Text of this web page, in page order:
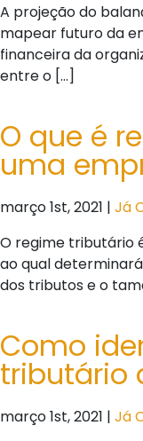
A projeção do
mapear futuro da
financeira da
entre o […]
O que é
uma
março 1st, 2021 | Já
O regime tributário
ao qual
dos tributos e o
Como
tributário
março 1st, 2021 | Já